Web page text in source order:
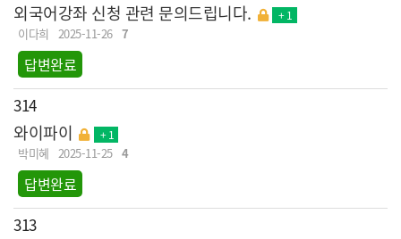
외국어강좌 신청 관련 문의드립니다. + 1
이다희 2025-11-26 7
답변완료
314
와이파이 + 1
박미혜 2025-11-25 4
답변완료
313